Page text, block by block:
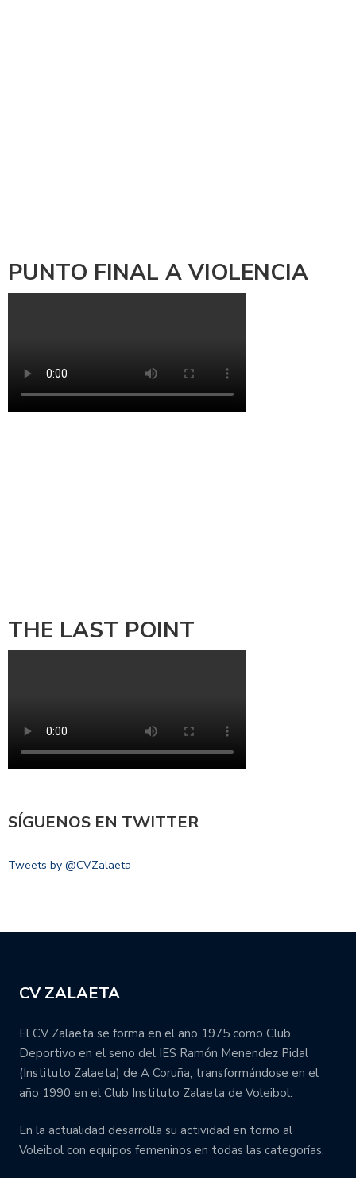
PUNTO FINAL A VIOLENCIA
THE LAST POINT
SÍGUENOS EN TWITTER
Tweets by @CVZalaeta
CV ZALAETA
El CV Zalaeta se forma en el año 1975 como Club
Deportivo en el seno del IES Ramón Menendez Pidal
(Instituto Zalaeta) de A Coruña, transformándose en el
año 1990 en el Club Instituto Zalaeta de Voleibol.
En la actualidad desarrolla su actividad en torno al
Voleibol con equipos femeninos en todas las categorías.